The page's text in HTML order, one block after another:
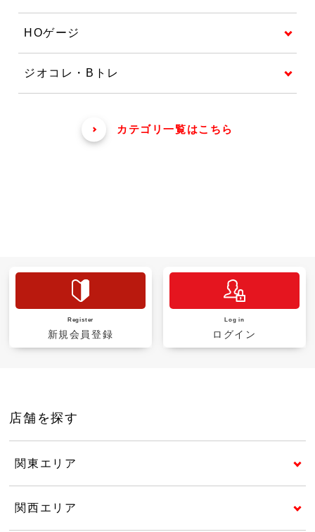
HOゲージ
ジオコレ・Bトレ
カテゴリ一覧はこちら
Register
新規会員登録
Log in
ログイン
店舗を探す
関東エリア
関西エリア